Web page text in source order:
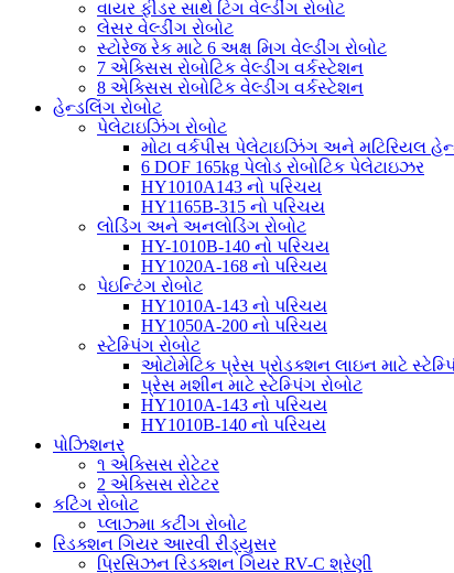
વાયર ફીડર સાથે ટિગ વેલ્ડીંગ રોબોટ
લેસર વેલ્ડીંગ રોબોટ
સ્ટોરેજ રેક માટે 6 અક્ષ મિગ વેલ્ડીંગ રોબોટ
7 એક્સિસ રોબોટિક વેલ્ડીંગ વર્કસ્ટેશન
8 એક્સિસ રોબોટિક વેલ્ડીંગ વર્કસ્ટેશન
હેન્ડલિંગ રોબોટ
પેલેટાઇઝિંગ રોબોટ
મોટા વર્કપીસ પેલેટાઇઝિંગ અને મટિરિયલ
6 DOF 165kg પેલોડ રોબોટિક પેલેટાઇઝર
HY1010A143 નો પરિચય
HY1165B-315 નો પરિચય
લોડિંગ અને અનલોડિંગ રોબોટ
HY-1010B-140 નો પરિચય
HY1020A-168 નો પરિચય
પેઇન્ટિંગ રોબોટ
HY1010A-143 નો પરિચય
HY1050A-200 નો પરિચય
સ્ટેમ્પિંગ રોબોટ
ઓટોમેટિક પ્રેસ પ્રોડક્શન લાઇન માટે
પ્રેસ મશીન માટે સ્ટેમ્પિંગ રોબોટ
HY1010A-143 નો પરિચય
HY1010B-140 નો પરિચય
પોઝિશનર
૧ એક્સિસ રોટેટર
2 એક્સિસ રોટેટર
કટિંગ રોબોટ
પ્લાઝ્મા કટીંગ રોબોટ
રિડક્શન ગિયર આરવી રીડ્યુસર
પ્રિસિઝન રિડક્શન ગિયર RV-C શ્રેણી